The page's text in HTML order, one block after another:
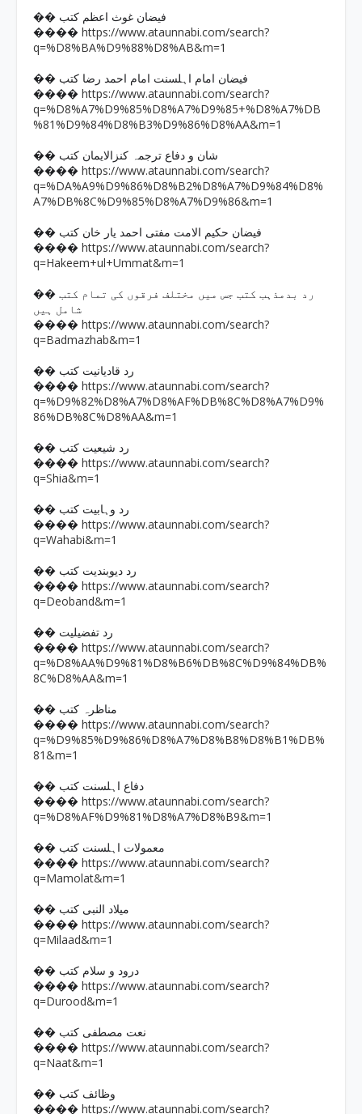
�� فیضان غوث اعظم کتب
���� https://www.ataunnabi.com/search?
q=%D8%BA%D9%88%D8%AB&m=1
�� فیضان امام اہلسنت امام احمد رضا کتب
���� https://www.ataunnabi.com/search?
q=%D8%A7%D9%85%D8%A7%D9%85+%D8%A7%DB
%81%D9%84%D8%B3%D9%86%D8%AA&m=1
�� شان و دفاع ترجمہ کنزالایمان کتب
���� https://www.ataunnabi.com/search?
q=%DA%A9%D9%86%D8%B2%D8%A7%D9%84%D8%
A7%DB%8C%D9%85%D8%A7%D9%86&m=1
�� فیضان حکیم الامت مفتی احمد یار خان کتب
���� https://www.ataunnabi.com/search?
q=Hakeem+ul+Ummat&m=1
�� رد بدمذہب کتب جس میں مختلف فرقوں کی تمام کتب
شامل ہیں
���� https://www.ataunnabi.com/search?
q=Badmazhab&m=1
�� رد قادیانیت کتب
���� https://www.ataunnabi.com/search?
q=%D9%82%D8%A7%D8%AF%DB%8C%D8%A7%D9%
86%DB%8C%D8%AA&m=1
�� رد شیعیت کتب
���� https://www.ataunnabi.com/search?
q=Shia&m=1
�� رد وہابیت کتب
���� https://www.ataunnabi.com/search?
q=Wahabi&m=1
�� رد دیوبندیت کتب
���� https://www.ataunnabi.com/search?
q=Deoband&m=1
�� رد تفضیلیت
���� https://www.ataunnabi.com/search?
q=%D8%AA%D9%81%D8%B6%DB%8C%D9%84%DB%
8C%D8%AA&m=1
�� مناظرہ کتب
���� https://www.ataunnabi.com/search?
q=%D9%85%D9%86%D8%A7%D8%B8%D8%B1%DB%
81&m=1
�� دفاع اہلسنت کتب
���� https://www.ataunnabi.com/search?
q=%D8%AF%D9%81%D8%A7%D8%B9&m=1
�� معمولات اہلسنت کتب
���� https://www.ataunnabi.com/search?
q=Mamolat&m=1
�� میلاد النبی کتب
���� https://www.ataunnabi.com/search?
q=Milaad&m=1
�� درود و سلام کتب
���� https://www.ataunnabi.com/search?
q=Durood&m=1
�� نعت مصطفی کتب
���� https://www.ataunnabi.com/search?
q=Naat&m=1
�� وظائف کتب
���� https://www.ataunnabi.com/search?